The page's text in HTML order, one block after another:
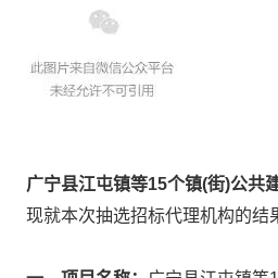
广宁县江屯镇等15个镇(街)公共
现就本次抽选招标代理机构的结